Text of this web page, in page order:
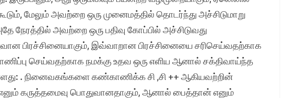
மேலும் அவற்றை ஒரு முனைமத்தில் தொடர்ந்து அச்சிடுமாறு
நேரத்தில் அவற்றை ஒரு பதிவு கோப்பில் அச்சிடுவது
பிரச்சினையாகும், இவ்வாறான பிரச்சினையை சரிசெய்வதற்காக
செய்வதற்காக நமக்கு உதவ ஒரு எளிய ஆனால் சக்திவாய்ந்த
. நினைவகங்களை கண்காணிக்க சி ,சி ++ ஆகியவற்றின்
கருத்தமைவு பொதுவானதாகும், ஆனால் பைத்தான் எனும்